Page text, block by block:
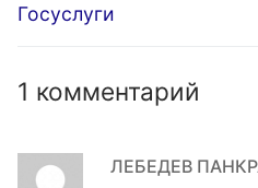
Госуслуги
1 комментарий
ЛЕБЕДЕВ